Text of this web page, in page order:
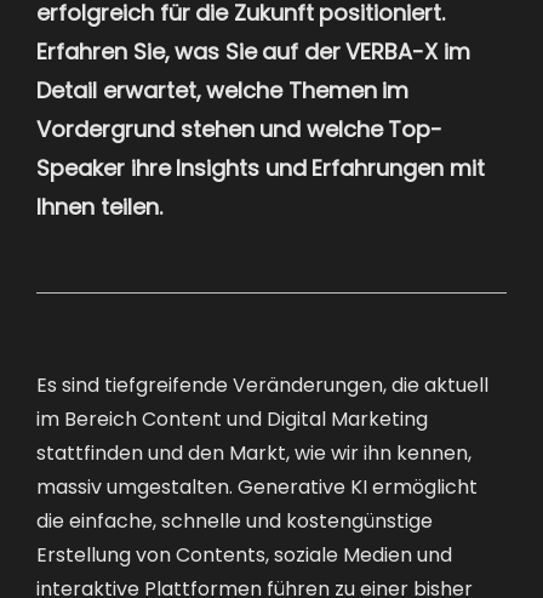
erfolgreich für die Zukunft positioniert.
Erfahren Sie, was Sie auf der VERBA-X im
Detail erwartet, welche Themen im
Vordergrund stehen und welche Top-
Speaker ihre Insights und Erfahrungen mit
Ihnen teilen.
Es sind tiefgreifende Veränderungen, die aktuell
im Bereich Content und Digital Marketing
stattfinden und den Markt, wie wir ihn kennen,
massiv umgestalten. Generative KI ermöglicht
die einfache, schnelle und kostengünstige
Erstellung von Contents, soziale Medien und
interaktive Plattformen führen zu einer bisher